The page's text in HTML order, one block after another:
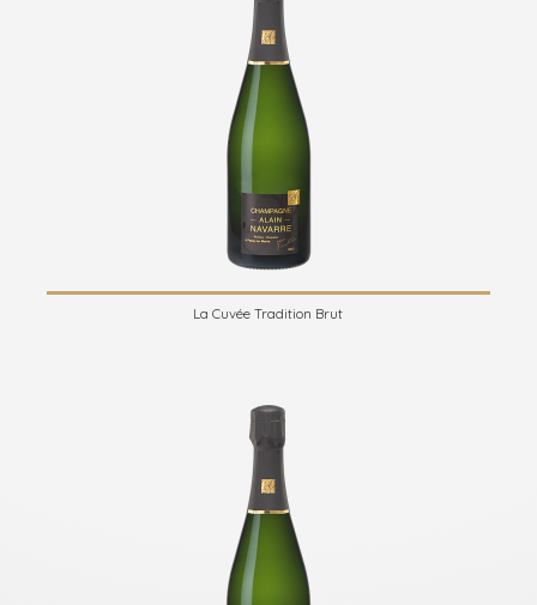
La Cuvée Tradition Brut